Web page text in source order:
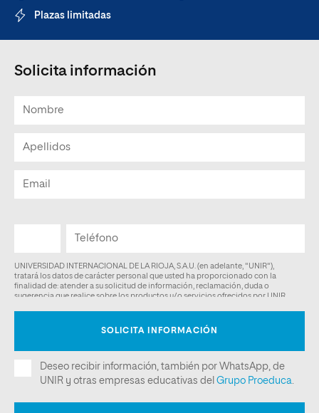
Plazas limitadas
Solicita información